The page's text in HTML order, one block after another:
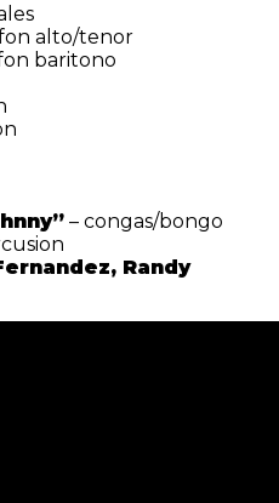
alto/tenor
baritono
– congas/bongo
Randy